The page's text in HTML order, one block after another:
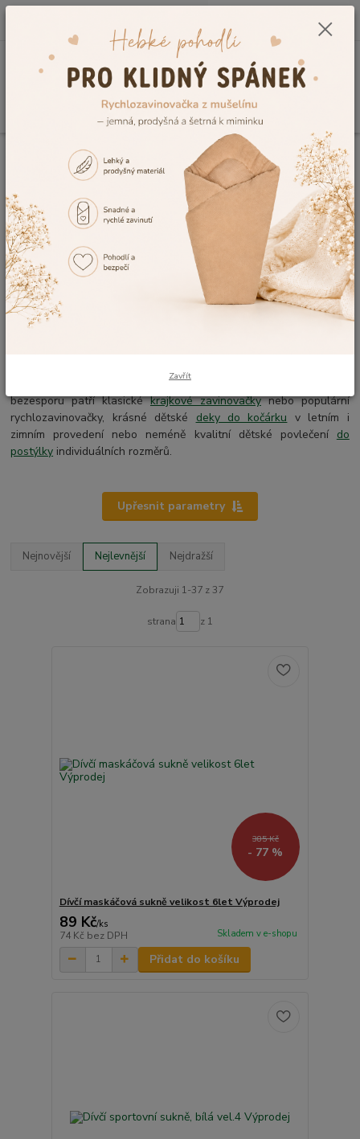
0,00 Kč
Kojenecké a dětské oblečení Jarní a letní oblečení Kraťásky
Bavlněné dětské kraťásky i
kojenecké kraťásky, kraťasy pro
děti
Sháníte kvalitní dětské kraťásky či kojenecké kraťasypro
nejmenší z příjemného materiálu, které se skvěle hodí do parných
letních dnů? Pak vybírejte
bavlněné kraťáskynaší vlastní výroby
a užijte si jedinečnou možnost vybírat z celé škály barev a vzorů
t a nakupujte výbavu pro Vaše miminko, mezi kterou
bezesporu patří klasickékrajkové zavinovačkynebo populární
rychlozavinovačky, krásné dětské deky do kočárku v letním i
zimním provedení nebo neméně kvalitní dětské povlečení do
postýlky individuálních rozměrů.
Upřesnit parametry
Nejnovější Nejlevnější Nejdražší
Zobrazuji 1-37 z 37
strana z 1
385 Kč
- 77 %
Dívčí maskáčová sukně velikost 6let Výprodej
89 Kč/ks
74 Kč bez DPH Skladem v e-shopu
Přidat do košíku
Zavřít